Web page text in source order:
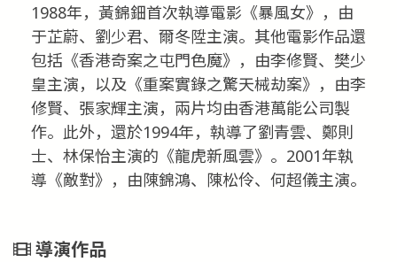
1988年，黃錦鈿首次執導電影《暴風女》，由
于芷蔚、劉少君、爾冬陞主演。其他電影作品還
包括《香港奇案之屯門色魔》，由李修賢、樊少
皇主演，以及《重案實錄之驚天械劫案》，由李
修賢、張家輝主演，兩片均由香港萬能公司製
作。此外，還於1994年，執導了劉青雲、鄭則
士、林保怡主演的《龍虎新風雲》。2001年執
導《敵對》，由陳錦鴻、陳松伶、何超儀主演。
導演作品